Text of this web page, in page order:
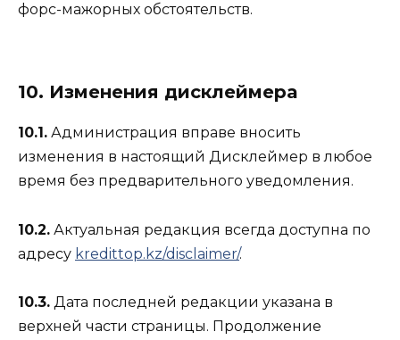
форс-мажорных обстоятельств.
10. Изменения дисклеймера
10.1. Администрация вправе вносить
изменения в настоящий Дисклеймер в любое
время без предварительного уведомления.
10.2. Актуальная редакция всегда доступна по
адресу kredittop.kz/disclaimer/.
10.3. Дата последней редакции указана в
верхней части страницы. Продолжение